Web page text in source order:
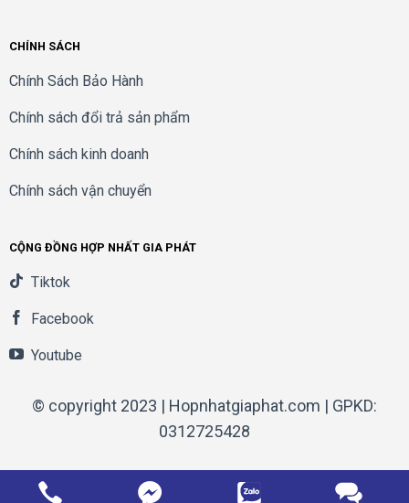
CHÍNH SÁCH
Chính Sách Bảo Hành
Chính sách đổi trả sản phẩm
Chính sách kinh doanh
Chính sách vận chuyển
CỘNG ĐỒNG HỢP NHẤT GIA PHÁT
Tiktok
Facebook
Youtube
© copyright 2023 | Hopnhatgiaphat.com | GPKD:
0312725428